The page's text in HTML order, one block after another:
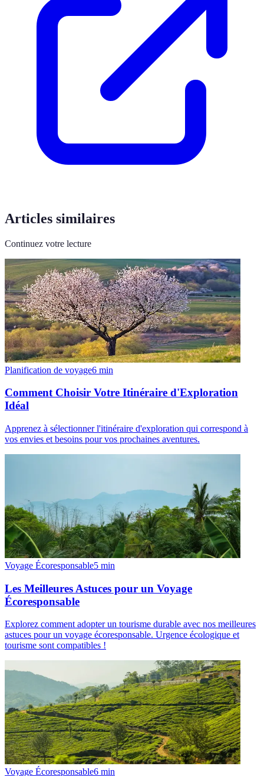
Articles similaires
Continuez votre lecture
Planification de voyage6 min
Comment Choisir Votre Itinéraire d'Exploration
Idéal
Apprenez à sélectionner l'itinéraire d'exploration qui correspond à
vos envies et besoins pour vos prochaines aventures.
Voyage Écoresponsable5 min
Les Meilleures Astuces pour un Voyage
Écoresponsable
Explorez comment adopter un tourisme durable avec nos meilleures
astuces pour un voyage écoresponsable. Urgence écologique et
tourisme sont compatibles !
Voyage Écoresponsable6 min